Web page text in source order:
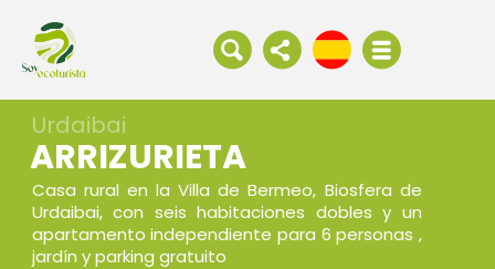
Urdaibai
ARRIZURIETA
Casa rural en la Villa de Bermeo, Biosfera de
Urdaibai, con seis habitaciones dobles y un
apartamento independiente para 6 personas ,
jardín y parking gratuito